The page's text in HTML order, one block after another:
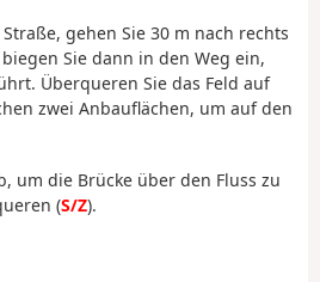
gehen Sie 30 m nach rechts
Sie dann in den Weg ein,
Überqueren Sie das Feld auf
zwei Anbauflächen, um auf den
um die Brücke über den Fluss zu
(S/Z).